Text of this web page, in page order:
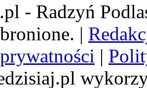
- Radzyń
|
|